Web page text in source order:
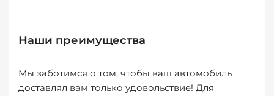
Наши преимущества
Мы заботимся о том, чтобы ваш автомобиль
доставлял вам только удовольствие! Для